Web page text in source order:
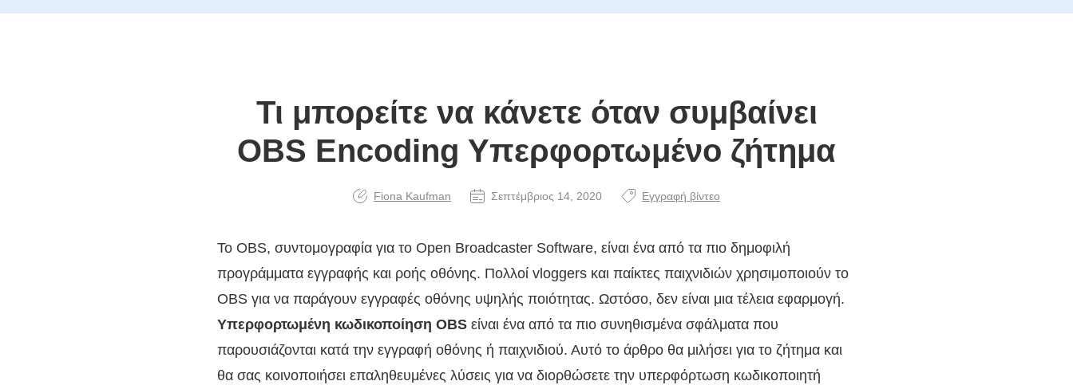
Τι μπορείτε να κάνετε όταν συμβαίνει
OBS Encoding Υπερφορτωμένο ζήτημα
Fiona Kaufman Σεπτέμβριος 14, 2020 Εγγραφή βίντεο
Το OBS, συντομογραφία για το Open Broadcaster Software, είναι ένα από τα πιο δημοφιλή
προγράμματα εγγραφής και ροής οθόνης. Πολλοί vloggers και παίκτες παιχνιδιών χρησιμοποιούν το
OBS για να παράγουν εγγραφές οθόνης υψηλής ποιότητας. Ωστόσο, δεν είναι μια τέλεια εφαρμογή.
Υπερφορτωμένη κωδικοποίηση OBS είναι ένα από τα πιο συνηθισμένα σφάλματα που
παρουσιάζονται κατά την εγγραφή οθόνης ή παιχνιδιού. Αυτό το άρθρο θα μιλήσει για το ζήτημα και
θα σας κοινοποιήσει επαληθευμένες λύσεις για να διορθώσετε την υπερφόρτωση κωδικοποιητή